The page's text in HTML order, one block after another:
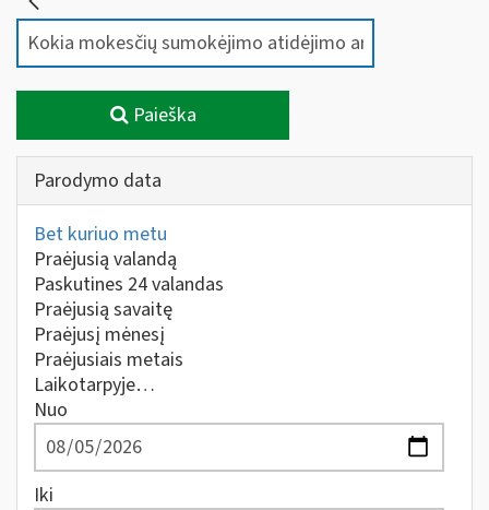
Paieška
Parodymo data
Bet kuriuo metu
Praėjusią valandą
Paskutines 24 valandas
Praėjusią savaitę
Praėjusį mėnesį
Praėjusiais metais
Laikotarpyje…
Nuo
Iki